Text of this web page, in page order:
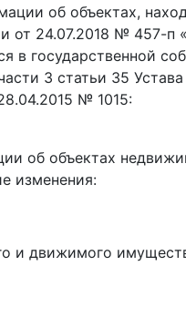
об объектах,
от 24.07.2018 № 457-
государственной
3 статьи 35
№ 1015:
об объектах
изменения:
и движимого